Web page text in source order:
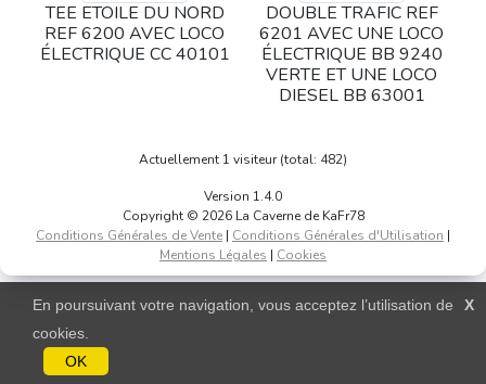
TEE ETOILE DU NORD
REF 6200 AVEC LOCO
ÉLECTRIQUE CC 40101
DOUBLE TRAFIC REF
6201 AVEC UNE LOCO
ÉLECTRIQUE BB 9240
VERTE ET UNE LOCO
DIESEL BB 63001
Actuellement 1 visiteur (total: 482)
Version 1.4.0
Copyright © 2026 La Caverne de KaFr78
Conditions Générales de Vente | Conditions Générales d'Utilisation |
Mentions Légales | Cookies
X
En poursuivant votre navigation, vous acceptez l’utilisation de
cookies.
OK